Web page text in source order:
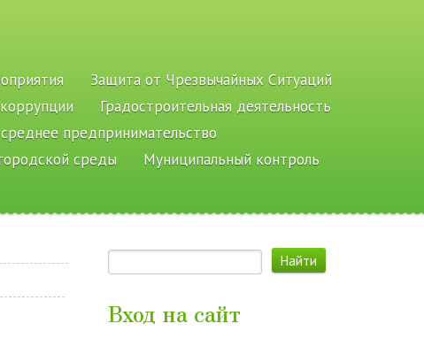
Защита от Чрезвычайных Ситуаций
Градостроительная деятельность
предпринимательство
среды
Муниципальный контроль
Вход на сайт